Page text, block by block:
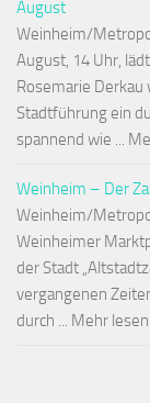
August
Weinheim/
August, 14 Uhr,
Rosemarie
Stadtführung ein
spannend wie ...
Weinheim – Der
Weinheim/
Weinheimer
der Stadt
vergangenen
durch ... Mehr lesen